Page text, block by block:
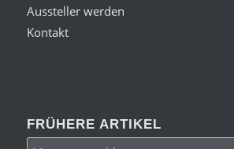
Aussteller werden
Kontakt
FRÜHERE ARTIKEL